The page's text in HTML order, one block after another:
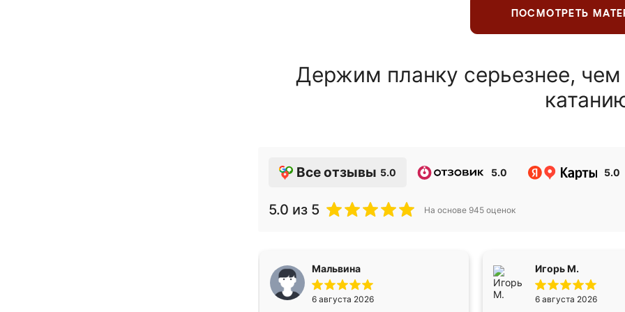
ПОСМОТРЕТЬ
Держим планку серьезнее,
Все отзывы 5.0 5.0 5.0
5.0 из 5 На основе 945 оценок
Мальвина
6 августа 2026
Игорь М.
6 августа 2026